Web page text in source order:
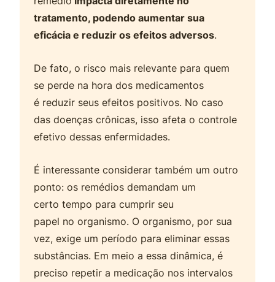
tratamento, podendo aumentar sua
eficácia e reduzir os efeitos adversos.
De fato, o risco mais relevante para quem
se perde na hora dos medicamentos
é reduzir seus efeitos positivos. No caso
das doenças crônicas, isso afeta o controle
efetivo dessas enfermidades.
É interessante considerar também um outro
ponto: os remédios demandam um
certo tempo para cumprir seu
papel no organismo. O organismo, por sua
vez, exige um período para eliminar essas
substâncias. Em meio a essa dinâmica, é
preciso repetir a medicação nos intervalos